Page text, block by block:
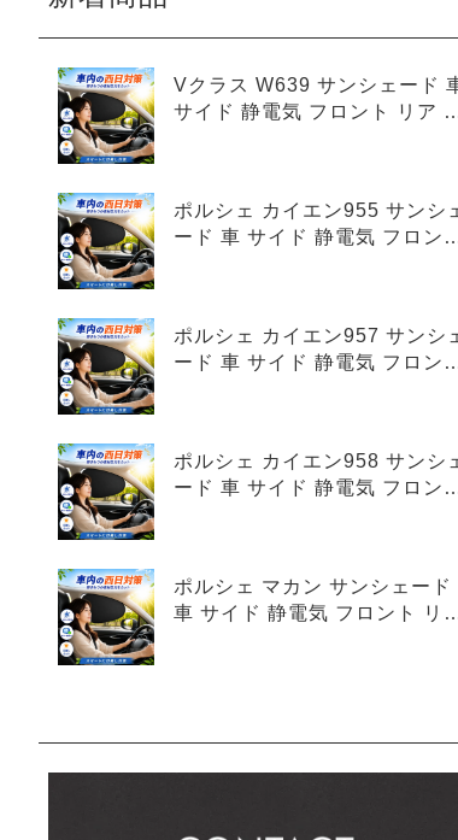
Vクラス W639 サンシェード
サイド 静電気 フロント リア 4
ポルシェ カイエン955 サンシ
ード 車 サイド 静電気 フロン
ポルシェ カイエン957 サンシ
ード 車 サイド 静電気 フロン
ポルシェ カイエン958 サンシ
ード 車 サイド 静電気 フロン
ポルシェ マカン サンシェード
車 サイド 静電気 フロント リ